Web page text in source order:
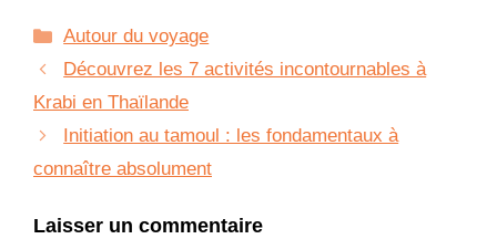
Catégories
Autour du voyage
Découvrez les 7 activités incontournables à
Krabi en Thaïlande
Initiation au tamoul : les fondamentaux à
connaître absolument
Laisser un commentaire